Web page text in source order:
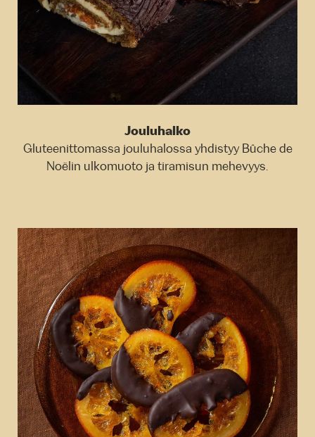
Jouluhalko
Gluteenittomassa jouluhalossa yhdistyy Bûche de
Noëlin ulkomuoto ja tiramisun mehevyys.